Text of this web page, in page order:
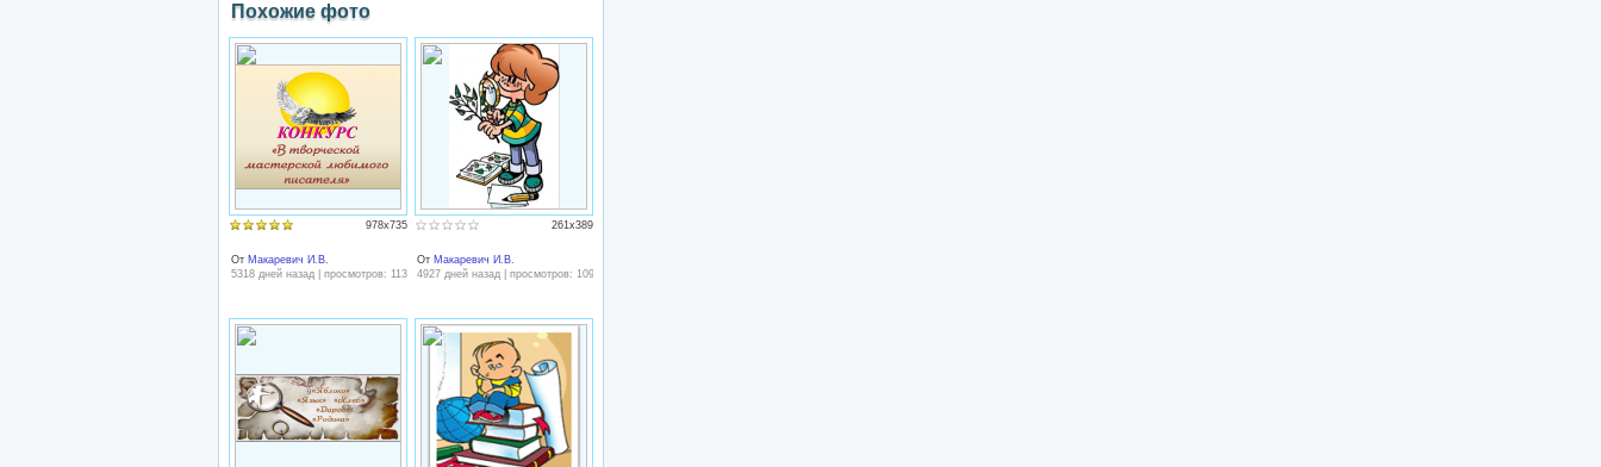
Похожие фото
978x735
От Макаревич И.В.
5318 дней назад | просмотров: 1131
261x389
От Макаревич И.В.
4927 дней назад | просмотров: 1094